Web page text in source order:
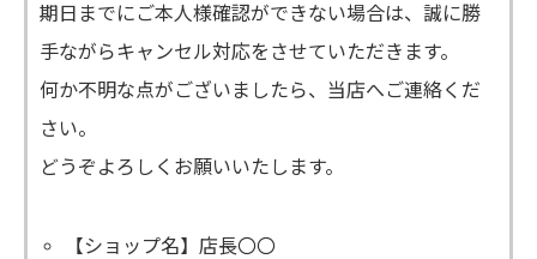
期日までにご本人様確認ができない場合は、誠に勝
手ながらキャンセル対応をさせていただきます。
何か不明な点がございましたら、当店へご連絡くだ
さい。
どうぞよろしくお願いいたします。
【ショップ名】店長〇〇